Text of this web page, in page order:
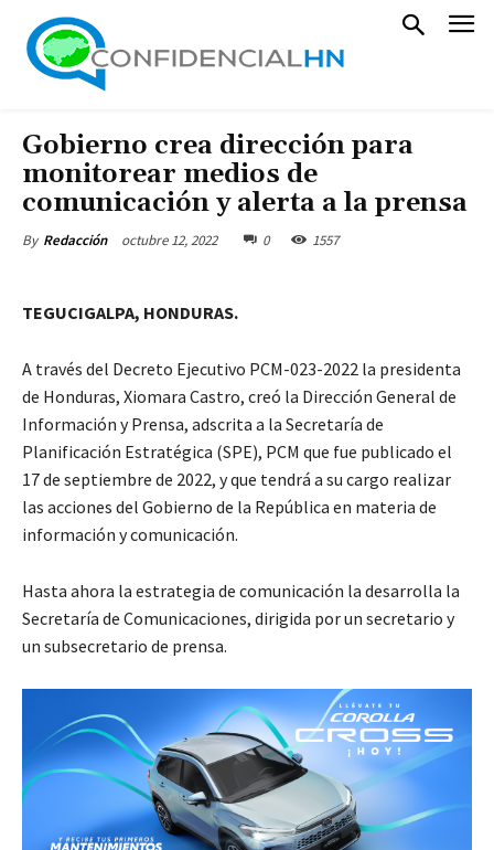
Gobierno crea dirección para
monitorear medios de
comunicación y alerta a la prensa
By Redacción octubre 12, 2022 0 1557
TEGUCIGALPA, HONDURAS.
A través del Decreto Ejecutivo PCM-023-2022 la presidenta
de Honduras, Xiomara Castro, creó la Dirección General de
Información y Prensa, adscrita a la Secretaría de
Planificación Estratégica (SPE), PCM que fue publicado el
17 de septiembre de 2022, y que tendrá a su cargo realizar
las acciones del Gobierno de la República en materia de
información y comunicación.
Hasta ahora la estrategia de comunicación la desarrolla la
Secretaría de Comunicaciones, dirigida por un secretario y
un subsecretario de prensa.